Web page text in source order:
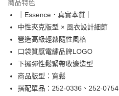
Apple Pay
街口支付
悠遊付
Google Pay
ATM付款
商品特色
｜Essence．真實本質｜
中性夾克版型 × 風衣設計細節
營造高級輕鬆隨性風格
口袋質感電繡品牌LOGO
下擺彈性鬆緊帶收邊造型
商品版型：寬鬆
搭配單品：252-0336、252-0754